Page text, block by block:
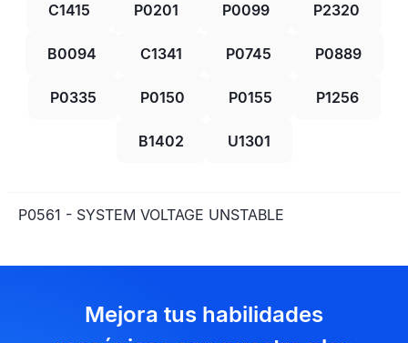
C1415 P0201 P0099 P2320
B0094 C1341 P0745 P0889
P0335 P0150 P0155 P1256
B1402 U1301
P0561 - SYSTEM VOLTAGE UNSTABLE
Mejora tus habilidades